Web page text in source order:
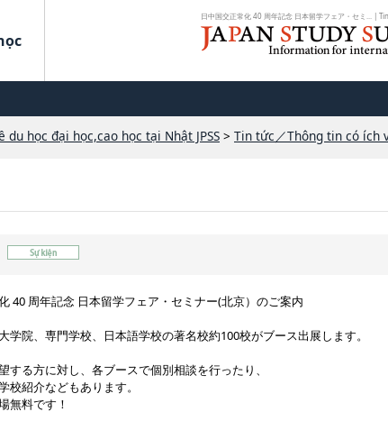
日中国交正常化 40 周年記念 日本留学フェア・セミ... |
du học đại học,cao học tại Nhật JPSS > Tin tức／Thông tin có ích
40 周年記念 日本留学フェア・セミナー(北京）のご案内
学院、専門学校、日本語学校の著名校約100校がブース出展します。
する方に対し、各ブースで個別相談を行ったり、
校紹介などもあります。
無料です！